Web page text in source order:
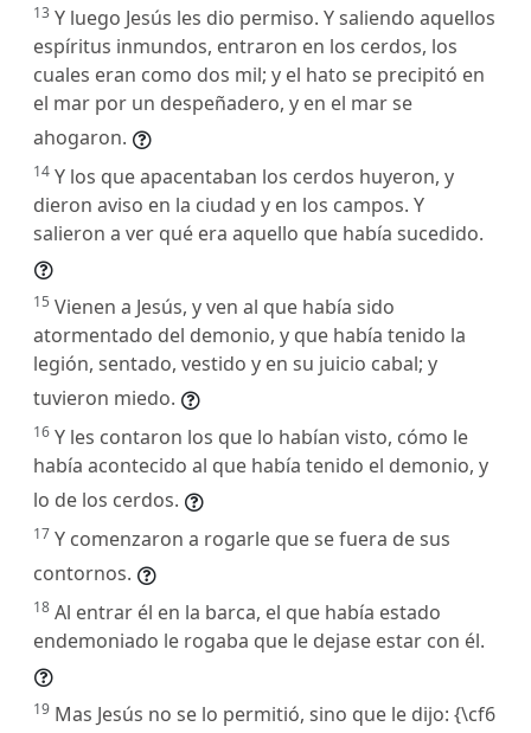
13 Y luego Jesús les dio permiso. Y saliendo aquellos
espíritus inmundos, entraron en los cerdos, los
cuales eran como dos mil; y el hato se precipitó en
el mar por un despeñadero, y en el mar se
ahogaron.
14 Y los que apacentaban los cerdos huyeron, y
dieron aviso en la ciudad y en los campos. Y
salieron a ver qué era aquello que había sucedido.
15 Vienen a Jesús, y ven al que había sido
atormentado del demonio, y que había tenido la
legión, sentado, vestido y en su juicio cabal; y
tuvieron miedo.
16 Y les contaron los que lo habían visto, cómo le
había acontecido al que había tenido el demonio, y
lo de los cerdos.
17 Y comenzaron a rogarle que se fuera de sus
contornos.
18 Al entrar él en la barca, el que había estado
endemoniado le rogaba que le dejase estar con él.
19 Mas Jesús no se lo permitió, sino que le dijo: {\cf6